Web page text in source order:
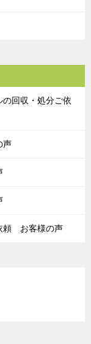
回収・処分ご依
声
頼 お客様の声